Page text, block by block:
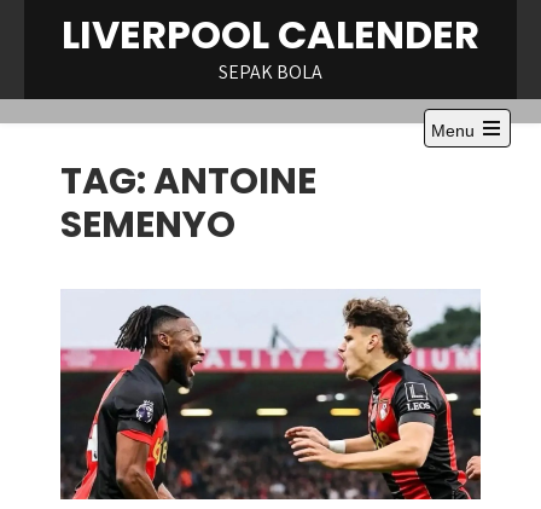
LIVERPOOL CALENDER
SEPAK BOLA
Menu
Open
TAG:ANTOINE
SEMENYO